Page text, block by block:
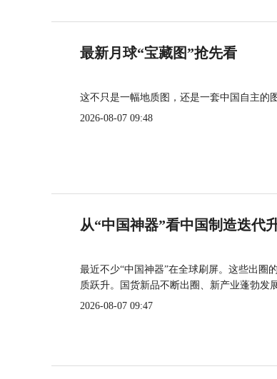
最新月球“宝藏图”抢先看
这不只是一幅地质图，还是一套中国自主的
2026-08-07 09:48
从“中国神器”看中国制造迭代
最近不少“中国神器”在全球刷屏。这些出圈
质跃升。国货新品不断出圈、新产业蓬勃发
2026-08-07 09:47